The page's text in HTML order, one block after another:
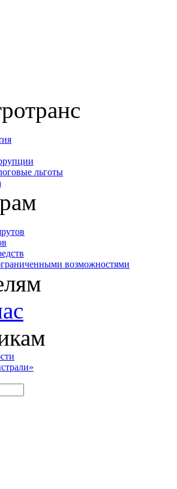
льготы
возможностями